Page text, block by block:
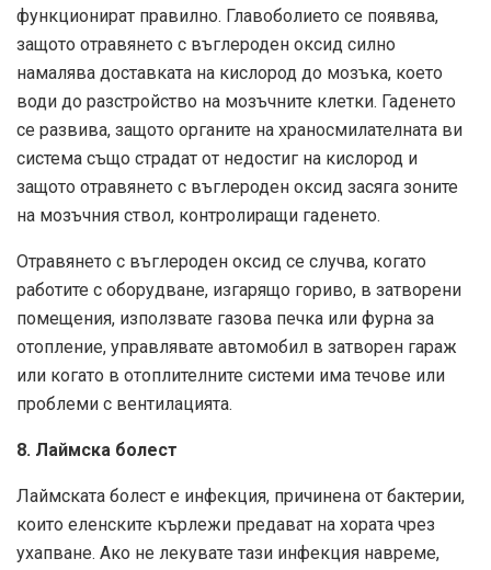
функционират правилно. Главоболието се появява,
защото отравянето с въглероден оксид силно
намалява доставката на кислород до мозъка, което
води до разстройство на мозъчните клетки. Гаденето
се развива, защото органите на храносмилателната ви
система също страдат от недостиг на кислород и
защото отравянето с въглероден оксид засяга зоните
на мозъчния ствол, контролиращи гаденето.
Отравянето с въглероден оксид се случва, когато
работите с оборудване, изгарящо гориво, в затворени
помещения, използвате газова печка или фурна за
отопление, управлявате автомобил в затворен гараж
или когато в отоплителните системи има течове или
проблеми с вентилацията.
8. Лаймска болест
Лаймската болест е инфекция, причинена от бактерии,
които еленските кърлежи предават на хората чрез
ухапване. Ако не лекувате тази инфекция навреме,